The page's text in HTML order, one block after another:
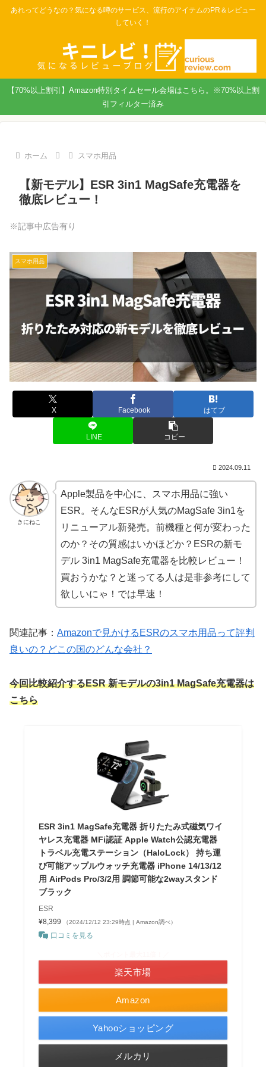
あれってどうなの？気になる噂のサービス、流行のアイテムのPR＆レビュー
していく！
【70%以上割引】Amazon特別タイムセール会場はこちら。※70%以上割
引フィルター済み
ホーム スマホ用品
【新モデル】ESR 3in1 MagSafe充電器を
徹底レビュー！
※記事中広告有り
スマホ用品
X Facebook はてブ
LINE コピー
2024.09.11
きにねこ
Apple製品を中心に、スマホ用品に強い
ESR。そんなESRが人気のMagSafe 3in1を
リニューアル新発売。前機種と何が変わった
のか？その質感はいかほどか？ESRの新モ
デル 3in1 MagSafe充電器を比較レビュー！
買おうかな？と迷ってる人は是非参考にして
欲しいにゃ！では早速！
関連記事： Amazonで見かけるESRのスマホ用品って評判
良いの？どこの国のどんな会社？
今回比較紹介するESR 新モデルの3in1 MagSafe充電器は
こちら
ESR 3in1 MagSafe充電器 折りたたみ式磁気ワイ
ヤレス充電器 MFi認証 Apple Watch公認充電器
トラベル充電ステーション（HaloLock） 持ち運
び可能アップルウォッチ充電器 iPhone 14/13/12
用 AirPods Pro/3/2用 調節可能な2wayスタンド
ブラック
ESR
¥8,399
（2024/12/12 23:29時点 | Amazon調べ）
口コミを見る
Amazon
楽天市場
Yahooショッピング
メルカリ